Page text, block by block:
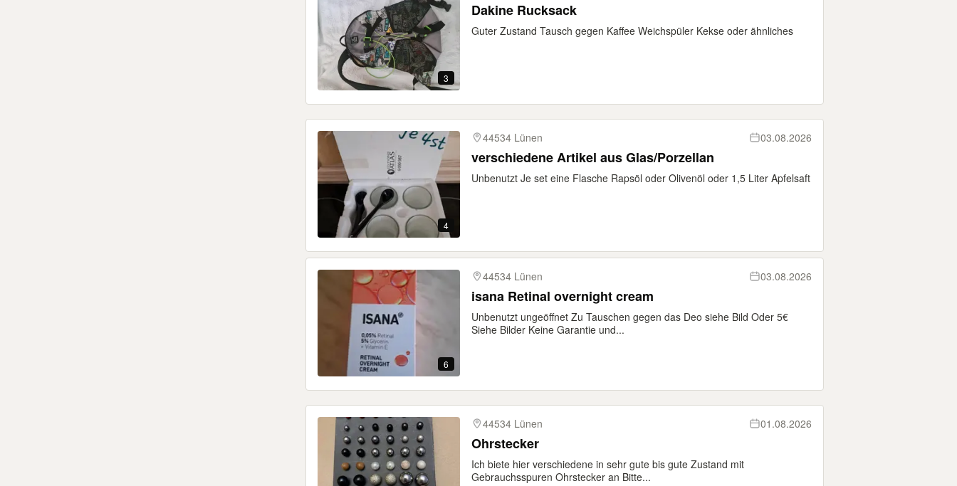
3
Dakine Rucksack
Guter Zustand Tausch gegen Kaffee Weichspüler Kekse oder ähnliches
4
44534 Lünen 03.08.2026
verschiedene Artikel aus Glas/Porzellan
Unbenutzt Je set eine Flasche Rapsöl oder Olivenöl oder 1,5 Liter Apfelsaft
6
44534 Lünen 03.08.2026
isana Retinal overnight cream
Unbenutzt ungeöffnet Zu Tauschen gegen das Deo siehe Bild Oder 5€
Siehe Bilder Keine Garantie und...
44534 Lünen 01.08.2026
Ohrstecker
Ich biete hier verschiedene in sehr gute bis gute Zustand mit
Gebrauchsspuren Ohrstecker an Bitte...